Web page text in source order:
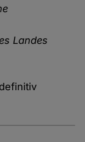
Landes